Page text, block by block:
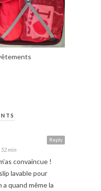
Reply
52 min
convaincue !
lavable pour
a quand même la